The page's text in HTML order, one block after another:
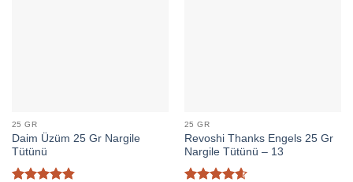
25 GR
Daim Üzüm 25 Gr Nargile
Tütünü
25 GR
Revoshi Thanks Engels 25 Gr
Nargile Tütünü – 13